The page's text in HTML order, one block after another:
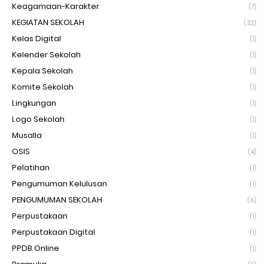
Keagamaan-Karakter (7)
KEGIATAN SEKOLAH (32)
Kelas Digital (1)
Kelender Sekolah (1)
Kepala Sekolah (1)
Komite Sekolah (1)
Lingkungan (1)
Logo Sekolah (1)
Musalla (1)
OSIS (4)
Pelatihan (1)
Pengumuman Kelulusan (1)
PENGUMUMAN SEKOLAH (6)
Perpustakaan (1)
Perpustakaan Digital (1)
PPDB Online (1)